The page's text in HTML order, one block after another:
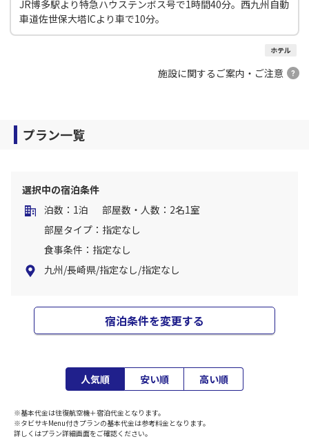
JR博多駅より特急ハウステンボス号で1時間40分。西九州自動
車道佐世保大塔ICより車で10分。
ホテル
施設に関するご案内・ご注意
プラン一覧
選択中の宿泊条件
泊数：1泊
部屋数・人数：2名1室
部屋タイプ：指定なし
食事条件：指定なし
九州/長崎県/指定なし/指定なし
宿泊条件を変更する
人気順 安い順 高い順
※基本代金は往復航空機＋宿泊代金となります。
※タビサキMenu付きプランの基本代金は参考料金となります。
詳しくはプラン詳細画面をご確認ください。